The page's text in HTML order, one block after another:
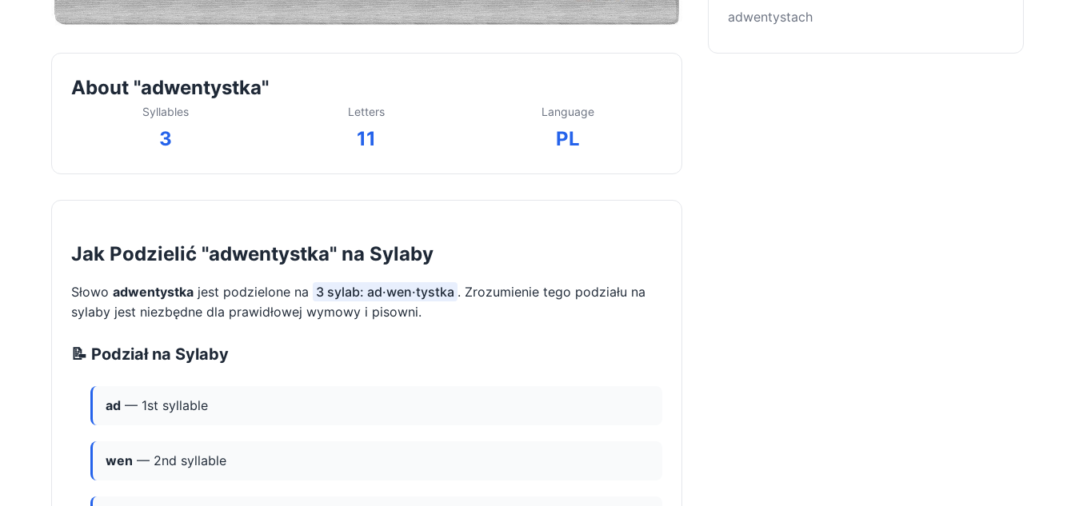
About "adwentystka"
Syllables
3
Letters
11
Language
PL
Jak Podzielić "adwentystka" na Sylaby
Słowo adwentystka jest podzielone na 3 sylab: ad·wen·tystka . Zrozumienie tego podziału na
sylaby jest niezbędne dla prawidłowej wymowy i pisowni.
📝 Podział na Sylaby
ad — 1st syllable
wen — 2nd syllable
adwentystach